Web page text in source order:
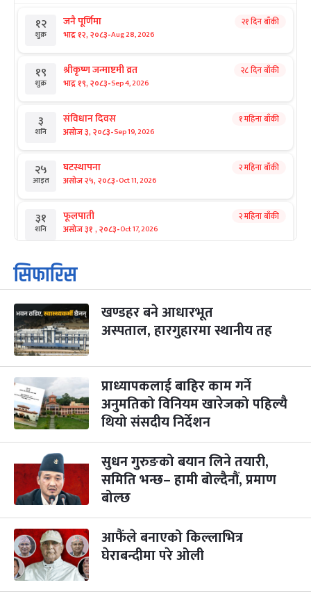
१२
शुक्र
जनै पूर्णिमा
भाद्र १२, २०८३-Aug 28, 2026
२१ दिन बाँकी
१९
शुक्र
श्रीकृष्ण जन्माष्टमी व्रत
भाद्र १९, २०८३-Sep 4, 2026
२८ दिन बाँकी
३
शनि
संविधान दिवस
असोज ३, २०८३-Sep 19, 2026
१ महिना बाँकी
२५
आइत
घटस्थापना
असोज २५, २०८३-Oct 11, 2026
२ महिना बाँकी
३१
शनि
फूलपाती
असोज ३१ , २०८३-Oct 17, 2026
२ महिना बाँकी
१
आइत
कार्तिक सङ्क्रान्ति
कार्तिक १, २०८३
३
मंगल
महानवमी
कार्तिक ३, २०८३-Oct 20, 2026
४
बुध
५
बिहि
पापा‌ङ्कुशा एकादशी व्रत
कार्तिक ५, २०८३-Oct 22, 2026
२ महिना बाँकी
२२
आइत
कुकुर तिहार
कार्तिक २२, २०८३-Nov 8, 2026
३ महिना बाँकी
२३
सोम
गाई पूजा
कार्तिक २३, २०८३-Nov 9, 2026
२४
मंगल
गोरुपुजा
कार्तिक २४, २०८३
सिफारिस
खण्डहर बने आधारभूत
अस्पताल, हारगुहारमा स्थानीय तह
प्राध्यापकलाई बाहिर काम गर्ने
अनुमतिको विनियम खारेजको पहिल्यै
थियो संसदीय निर्देशन
सुधन गुरुङको बयान लिने तयारी,
समिति भन्छ– हामी बोल्दैनौं, प्रमाण
बोल्छ
आफैंले बनाएको किल्लाभित्र
घेराबन्दीमा परे ओली